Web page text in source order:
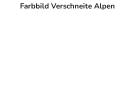
Farbbild Verschneite Alpen